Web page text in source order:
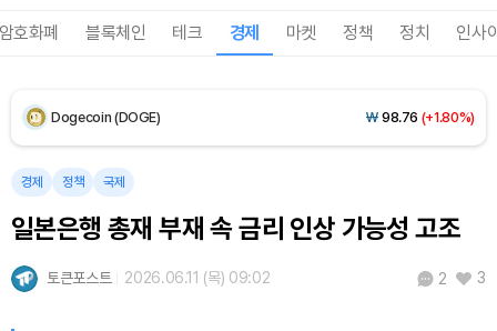
호화폐 블록체인 테크 경제 마켓 정책 정치 인사
Dogecoin (DOGE) ₩ 98.76 (+1.80%)
Bitcoin (BTC)
경제 정책 국제
일본은행 총재 부재 속 금리 인상 가능성 고조
토큰포스트 2026.06.11 (목) 09:02 2 3